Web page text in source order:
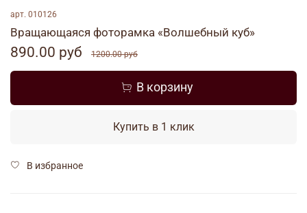
арт. 010126
Вращающаяся фоторамка «Волшебный куб»
890.00 руб 1200.00 руб
В корзину
Купить в 1 клик
В избранное